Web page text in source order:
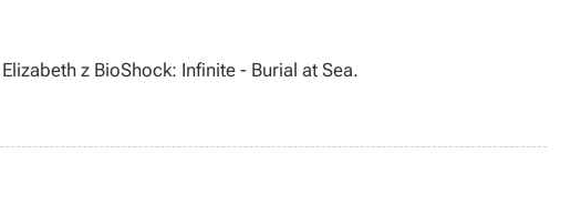
z BioShock: Infinite - Burial at Sea.